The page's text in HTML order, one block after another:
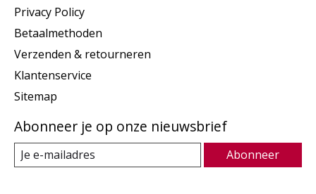
Privacy Policy
Betaalmethoden
Verzenden & retourneren
Klantenservice
Sitemap
Abonneer je op onze nieuwsbrief
Abonneer